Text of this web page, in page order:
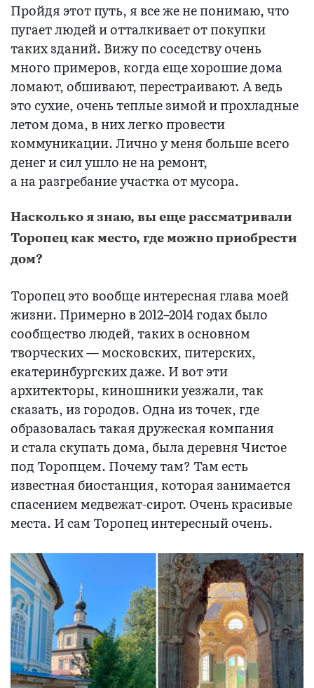
Пройдя этот путь, я все же не понимаю, что
пугает людей и отталкивает от покупки
таких зданий. Вижу по соседству очень
много примеров, когда еще хорошие дома
ломают, обшивают, перестраивают. А ведь
это сухие, очень теплые зимой и прохладные
летом дома, в них легко провести
коммуникации. Лично у меня больше всего
денег и сил ушло не на ремонт,
а на разгребание участка от мусора.
Насколько я знаю, вы еще рассматривали
Торопец как место, где можно приобрести
дом?
Торопец это вообще интересная глава моей
жизни. Примерно в 2012–2014 годах было
сообщество людей, таких в основном
творческих — московских, питерских,
екатеринбургских даже. И вот эти
архитекторы, киношники уезжали, так
сказать, из городов. Одна из точек, где
образовалась такая дружеская компания
и стала скупать дома, была деревня Чистое
под Торопцем. Почему там? Там есть
известная биостанция, которая занимается
спасением медвежат-сирот. Очень красивые
места. И сам Торопец интересный очень.